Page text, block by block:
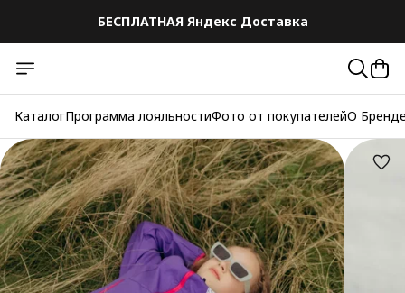
БЕСПЛАТНАЯ Яндекс Доставка
КаталогПрограмма лояльностиФото от покупателейО